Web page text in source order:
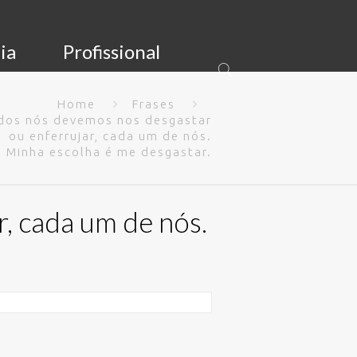
Profissional
Home
Frases
nós devemos nos desgastar
ou enferrujar, cada um de nós.
Minha escolha é me desgastar.
cada um de nós.